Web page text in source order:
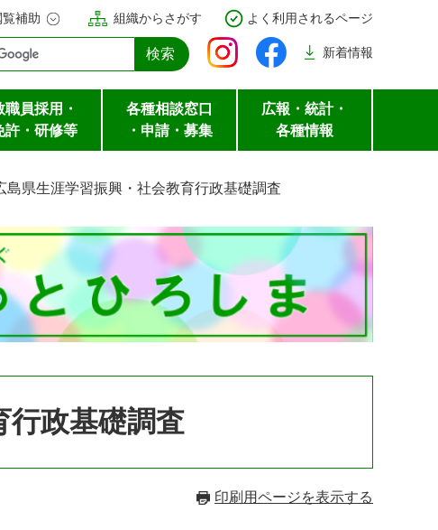
覧補助 組織からさがす よく利用されるページ
新着情報
職員採用・
許・研修等
各種相談窓口
・申請・募集
広報・統計・
各種情報
島県生涯学習振興・社会教育行政基礎調査
行政基礎調査
印刷用ページを表示する